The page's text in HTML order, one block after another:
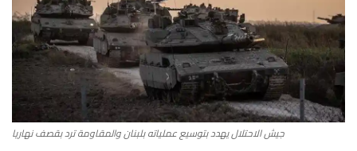
سياحة وسفر
منوعات عامة
جاليري الفن التشكيلي
جيش الاحتلال يهدد بتوسيع عملياته بلبنان والمقاومة ترد بقصف نهاريا